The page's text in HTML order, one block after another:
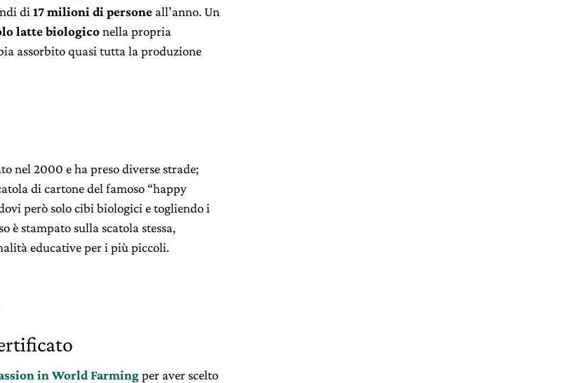
di 17 milioni di persone all’anno. Un
latte biologiconella propria
assorbito quasi tutta la produzione
nel 2000 e ha preso diverse strade;
di cartone del famoso “happy
però solo cibi biologici e togliendo i
è stampato sulla scatola stessa,
educative per i più piccoli.
in World Farmingper aver scelto